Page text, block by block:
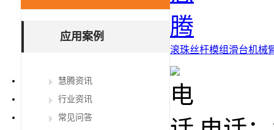
应用案例
慧腾资讯
行业资讯
常见问答
滚珠丝杆模组滑台机械